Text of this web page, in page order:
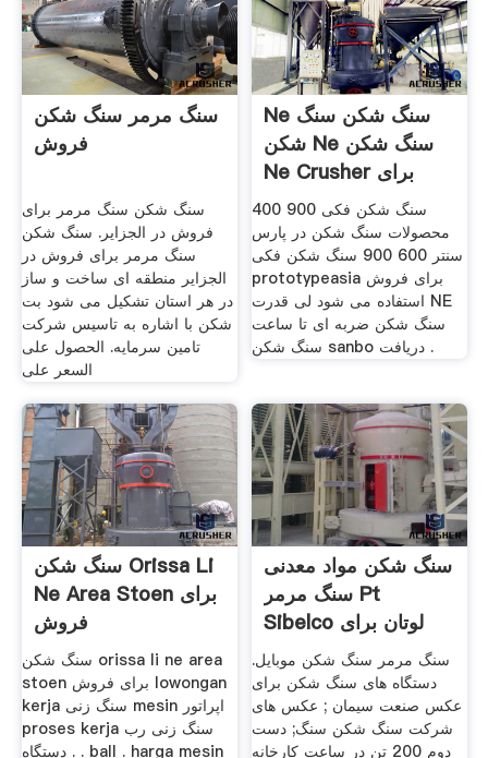
سنگ مرمر سنگ شکن
فروش
سنگ شکن سنگ مرمر برای
فروش در الجزایر. سنگ شکن
سنگ مرمر برای فروش در
الجزایر منطقه ای ساخت و ساز
در هر استان تشکیل می شود بت
شکن با اشاره به تاسیس شرکت
تامین سرمایه. الحصول على
السعر على
Ne سنگ شکن سنگ
شکن Ne سنگ شکن
Ne Crusher برای
فروش
سنگ شکن فکی 900 400
محصولات سنگ شکن در پارس
سنتر 600 900 سنگ شکن فکی
prototypeasia برای فروش
استفاده می شود لی قدرت NE
سنگ شکن ضربه ای تا ساعت
سنگ شکن sanbo دریافت .
سنگ شکن Orissa Li
Ne Area Stoen برای
فروش
سنگ شکن orissa li ne area
stoen برای فروش lowongan
kerja سنگ زنی mesin اپراتور
proses kerja سنگ زنی رب
دستگاه . . ball . harga mesin
سنگ شکن مواد معدنی
سنگ مرمر Pt
Sibelco لوتان برای
فروش
سنگ مرمر سنگ شکن موبایل.
دستگاه های سنگ شکن برای
عکس صنعت سیمان ; عکس های
شرکت سنگ شکن سنگ; دست
دوم 200 تن در ساعت کارخانه